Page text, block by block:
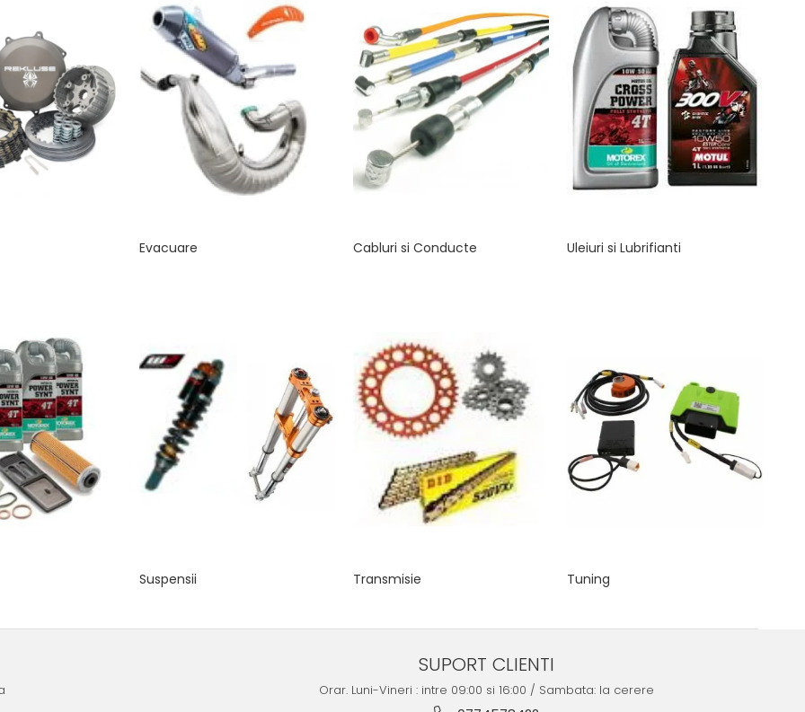
Evacuare Cabluri si Conducte Uleiuri si Lubrifianti
Suspensii Transmisie Tuning
SUPORT CLIENTI
Orar. Luni-Vineri : intre 09:00 si 16:00 / Sambata: la cerere